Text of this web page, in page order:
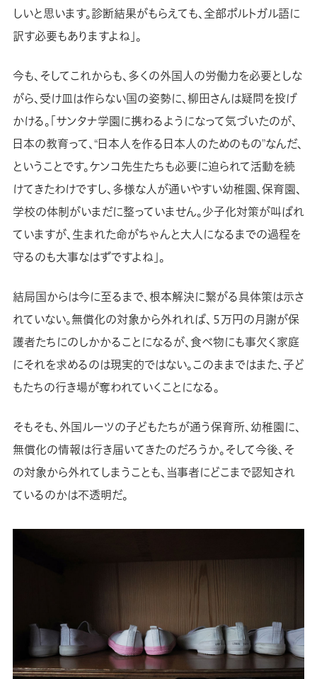
しいと思います。診断結果がもらえても、全部ポルトガル語に
訳す必要もありますよね」。
今も、そしてこれからも、多くの外国人の労働力を必要としな
がら、受け皿は作らない国の姿勢に、柳田さんは疑問を投げ
かける。「サンタナ学園に携わるようになって気づいたのが、
日本の教育って、“日本人を作る日本人のためのもの”なんだ、
ということです。ケンコ先生たちも必要に迫られて活動を続
けてきたわけですし、多様な人が通いやすい幼稚園、保育園、
学校の体制がいまだに整っていません。少子化対策が叫ばれ
ていますが、生まれた命がちゃんと大人になるまでの過程を
守るのも大事なはずですよね」。
結局国からは今に至るまで、根本解決に繋がる具体策は示さ
れていない。無償化の対象から外れれば、５万円の月謝が保
護者たちにのしかかることになるが、食べ物にも事欠く家庭
にそれを求めるのは現実的ではない。このままではまた、子ど
もたちの行き場が奪われていくことになる。
そもそも、外国ルーツの子どもたちが通う保育所、幼稚園に、
無償化の情報は行き届いてきたのだろうか。そして今後、そ
の対象から外れてしまうことも、当事者にどこまで認知され
ているのかは不透明だ。